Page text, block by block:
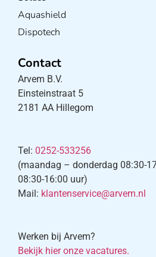
Aquashield
Dispotech
Contact
Arvem B.V.
Einsteinstraat 5
2181 AA Hillegom
Tel: 0252-533256
(maandag – donderdag 08:30-
08:30-16:00 uur)
Mail: klantenservice@arvem.nl
Werken bij Arvem?
Bekijk hier onze vacatures.